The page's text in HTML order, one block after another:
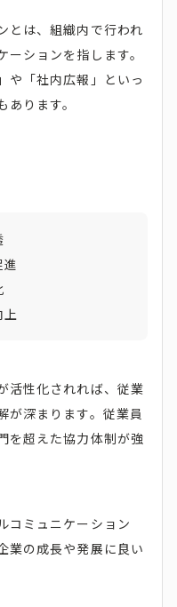
とは、組織内で行われ
ションを指します。
や「社内広報」といっ
ります。
活性化されれば、従業
が深まります。従業員
を超えた協力体制が強
コミュニケーション
業の成長や発展に良い